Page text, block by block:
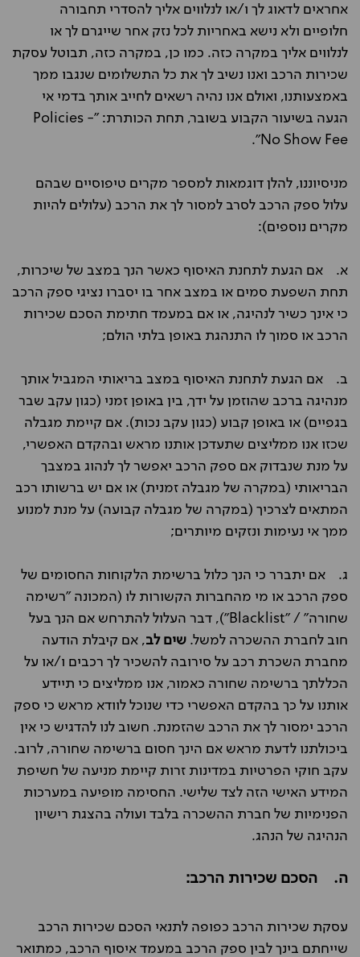
אחראים לדאוג לך ו/או לנלווים אליך להסדרי תחבורה
חלופיים ולא נישא באחריות לכל נזק אחר שייגרם לך או
לנלווים אליך במקרה כזה. כמו כן, במקרה כזה, תבוטל עסקת
שכירות הרכב ואנו נשיב לך את כל התשלומים שנגבו ממך
באמצעותנו, ואולם אנו נהיה רשאים לחייב אותך בדמי אי
הגעה בשיעור הקבוע בשובר, תחת הכותרת: "Policies -
No Show Fee".
מניסיוננו, להלן דוגמאות למספר מקרים טיפוסיים שבהם
עלול ספק הרכב לסרב למסור לך את הרכב (עלולים להיות
מקרים נוספים):
א. אם הגעת לתחנת האיסוף כאשר הנך במצב של שיכרות,
תחת השפעת סמים או במצב אחר בו יסברו נציגי ספק הרכב
כי אינך כשיר לנהיגה, או אם במעמד חתימת הסכם שכירות
הרכב או סמוך לו התנהגת באופן בלתי הולם;
ב. אם הגעת לתחנת האיסוף במצב בריאותי המגביל אותך
מנהיגה ברכב שהוזמן על ידך, בין באופן זמני (כגון עקב שבר
בגפיים) או באופן קבוע (כגון עקב נכות). אם קיימת מגבלה
שכזו אנו ממליצים שתעדכן אותנו מראש ובהקדם האפשרי,
על מנת שנבדוק אם ספק הרכב יאפשר לך לנהוג במצבך
הבריאותי (במקרה של מגבלה זמנית) או אם יש ברשותו רכב
המתאים לצרכיך (במקרה של מגבלה קבועה) על מנת למנוע
ממך אי נעימות ונזקים מיותרים;
ג. אם יתברר כי הנך כלול ברשימת הלקוחות החסומים של
ספק הרכב או מי מהחברות הקשורות לו (המכונה "רשימה
שחורה" / "Blacklist"), דבר העלול להתרחש אם הנך בעל
חוב לחברת ההשכרה למשל. שים לב, אם קיבלת הודעה
מחברת השכרת רכב על סירובה להשכיר לך רכבים ו/או על
הכללתך ברשימה שחורה כאמור, אנו ממליצים כי תיידע
אותנו על כך בהקדם האפשרי כדי שנוכל לוודא מראש כי ספק
הרכב ימסור לך את הרכב שהזמנת. חשוב לנו להדגיש כי אין
ביכולתנו לדעת מראש אם הינך חסום ברשימה שחורה, לרוב.
עקב חוקי הפרטיות במדינות זרות קיימת מניעה של חשיפת
המידע האישי הזה לצד שלישי. החסימה מופיעה במערכות
הפנימיות של חברת ההשכרה בלבד ועולה בהצגת רישיון
הנהיגה של הנהג.
ה. הסכם שכירות הרכב:
עסקת שכירות הרכב כפופה לתנאי הסכם שכירות הרכב
שייחתם בינך לבין ספק הרכב במעמד איסוף הרכב, כמתואר